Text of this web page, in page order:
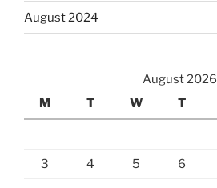
August 2024
August 2026
M
T W T
3 4 5 6